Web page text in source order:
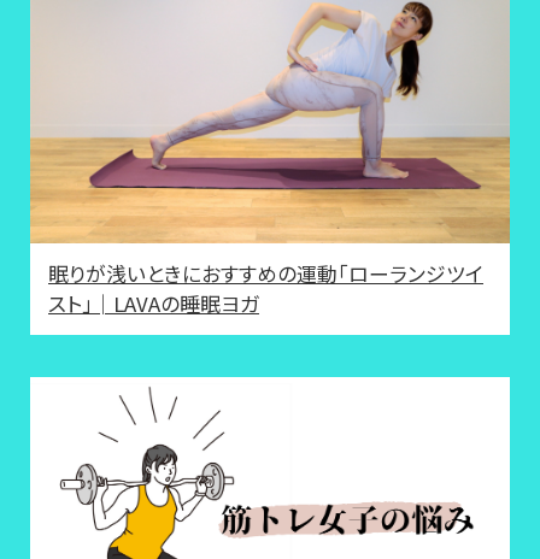
眠りが浅いときにおすすめの運動「ローランジツイ
スト」│LAVAの睡眠ヨガ